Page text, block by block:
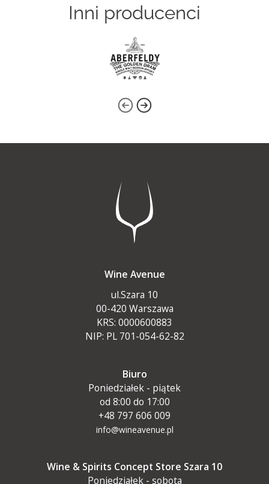
Inni producenci
Wine Avenue
ul.Szara 10
00-420 Warszawa
KRS: 0000600883
NIP: PL 701-054-62-82
Biuro
Poniedziałek - piątek
od 8:00 do 17:00
+48 797 606 009
info@wineavenue.pl
Wine & Spirits Concept Store Szara 10
Poniedziałek - sobota